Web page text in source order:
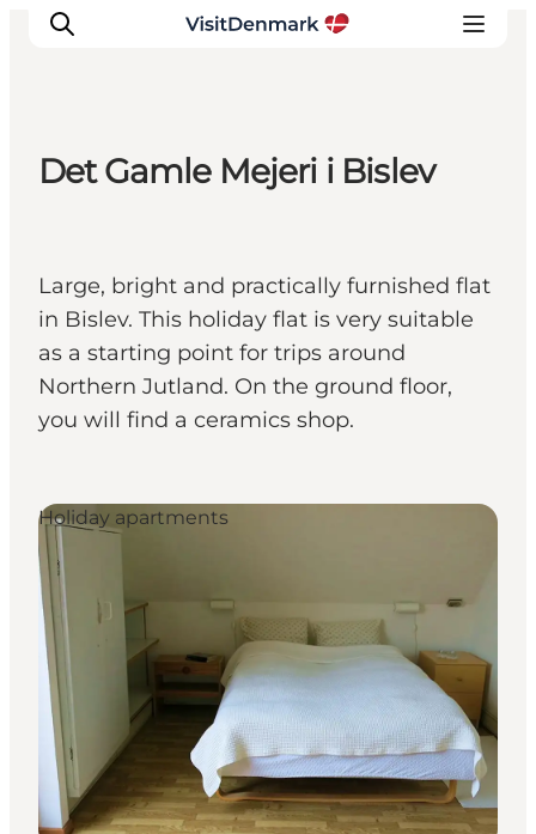
Wat te doen
Accommodaties
Plan je reis
Det Gamle Mejeri i Bislev
Large, bright and practically furnished flat
in Bislev. This holiday flat is very suitable
as a starting point for trips around
Northern Jutland. On the ground floor,
you will find a ceramics shop.
Holiday apartments